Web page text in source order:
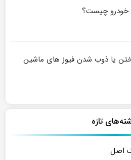
خودرو چیست؟
یا ذوب شدن فیوز های ماشین
تازه